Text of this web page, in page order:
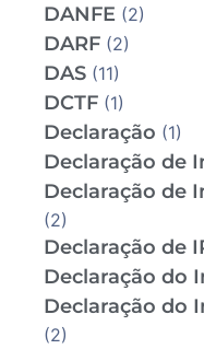
DANFE (2)
DARF (2)
DAS (11)
DCTF (1)
Declaração (1)
Declaração de
Declaração de
(2)
Declaração de
Declaração do
Declaração do
(2)